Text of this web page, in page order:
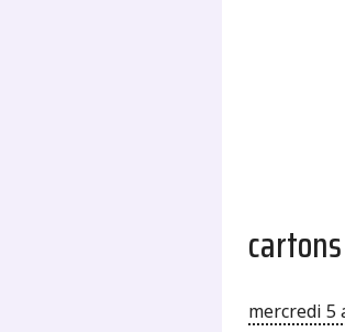
mercredi 5